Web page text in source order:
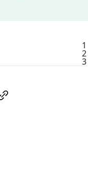
1
2
3